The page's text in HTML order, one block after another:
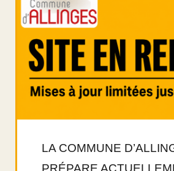
LA COMMUNE
PRÉPARE